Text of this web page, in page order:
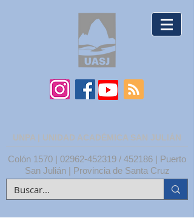
UNPA | UNIDAD ACADÉMICA SAN JULIÁN
Colón 1570 | 02962-452319 / 452186 | Puerto
San Julián | Provincia de Santa Cruz